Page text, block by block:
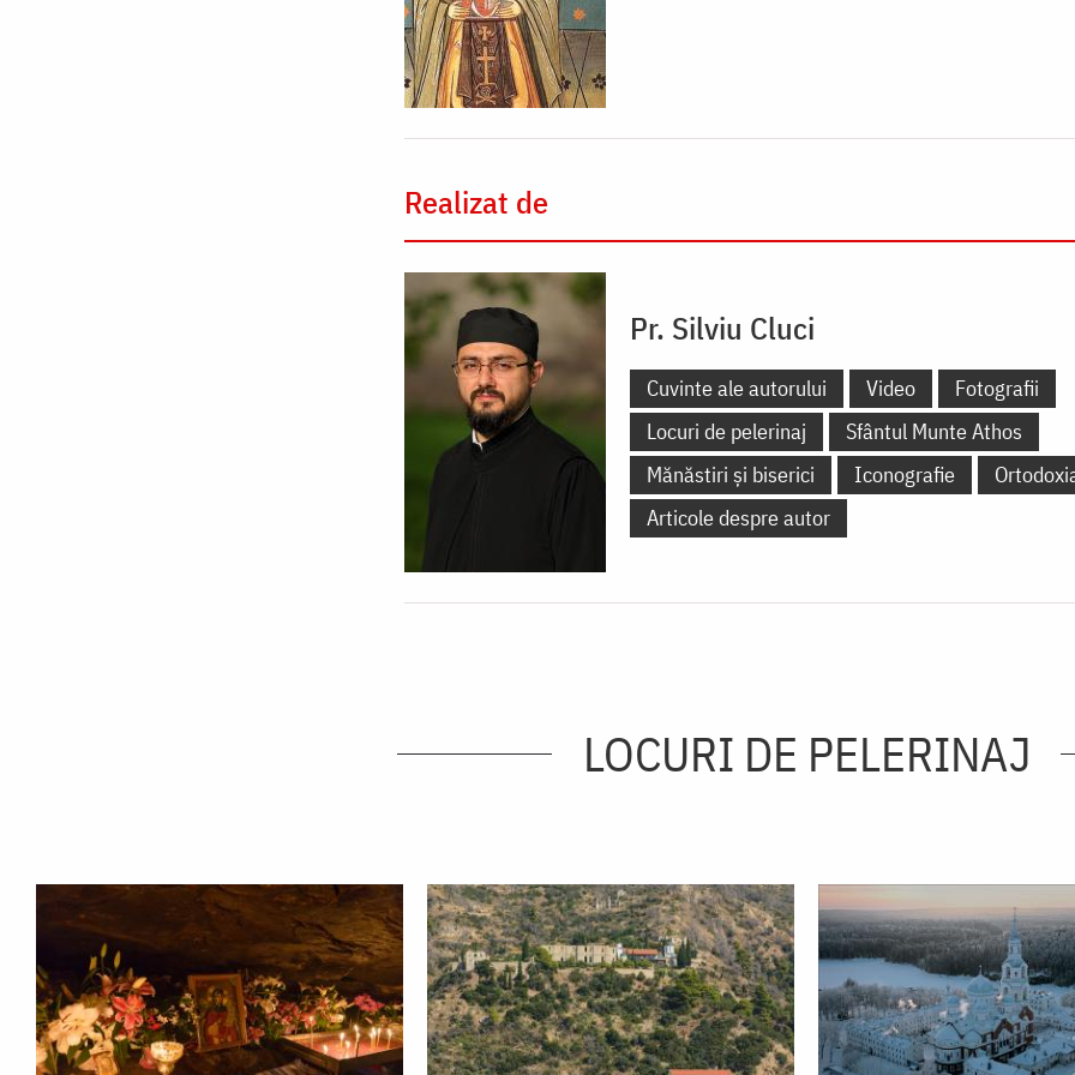
Realizat de
Pr. Silviu Cluci
Cuvinte ale autorului Video
Fotografii
Locuri de pelerinaj
Sfântul Munte Athos
Mănăstiri și biserici
Iconografie
Articole despre autor
LOCURI DE PELERINAJ